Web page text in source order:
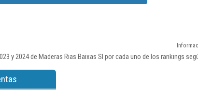
y 2024 de Maderas Rias Baixas Sl por cada uno de los rankings